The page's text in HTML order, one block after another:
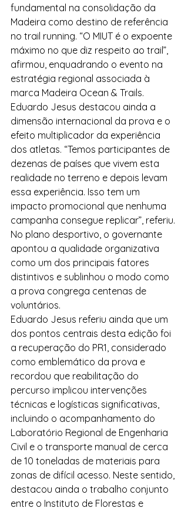
fundamental na consolidação da
Madeira como destino de referência
no trail running. “O MIUT é o expoente
máximo no que diz respeito ao trail”,
afirmou, enquadrando o evento na
estratégia regional associada à
marca Madeira Ocean & Trails.
Eduardo Jesus destacou ainda a
dimensão internacional da prova e o
efeito multiplicador da experiência
dos atletas. “Temos participantes de
dezenas de países que vivem esta
realidade no terreno e depois levam
essa experiência. Isso tem um
impacto promocional que nenhuma
campanha consegue replicar”, referiu.
No plano desportivo, o governante
apontou a qualidade organizativa
como um dos principais fatores
distintivos e sublinhou o modo como
a prova congrega centenas de
voluntários.
Eduardo Jesus referiu ainda que um
dos pontos centrais desta edição foi
a recuperação do PR1, considerado
como emblemático da prova e
recordou que reabilitação do
percurso implicou intervenções
técnicas e logísticas significativas,
incluindo o acompanhamento do
Laboratório Regional de Engenharia
Civil e o transporte manual de cerca
de 10 toneladas de materiais para
zonas de difícil acesso. Neste sentido,
destacou ainda o trabalho conjunto
entre o Instituto de Florestas e